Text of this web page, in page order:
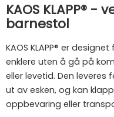
KAOS KLAPP®
barnestol
KAOS KLAPP® er
enklere uten å gå på
eller levetid. Den
ut av esken, og kan
oppbevaring eller